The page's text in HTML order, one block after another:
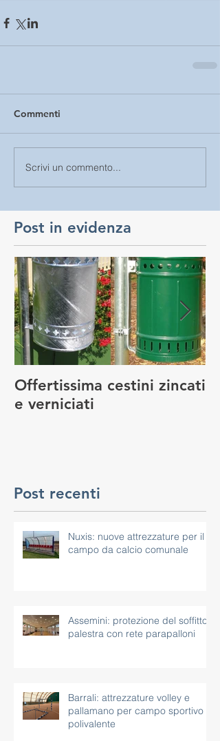
Commenti
Scrivi un commento...
Post in evidenza
Offertissima cestini zincati
e verniciati
Post recenti
Nuxis: nuove attrezzature per il
campo da calcio comunale
Assemini: protezione del soffitto
palestra con rete parapalloni
Barrali: attrezzature volley e
pallamano per campo sportivo
polivalente